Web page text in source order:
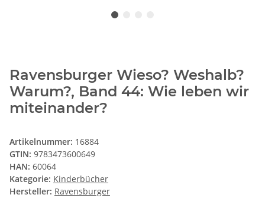
Ravensburger Wieso? Weshalb?
Warum?, Band 44: Wie leben wir
miteinander?
Artikelnummer: 16884
GTIN: 9783473600649
HAN: 60064
Kategorie: Kinderbücher
Hersteller: Ravensburger